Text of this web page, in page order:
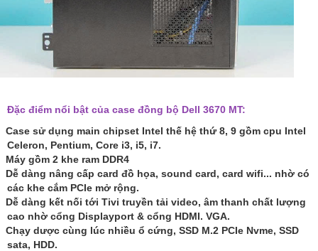
Đặc điểm nổi bật của case đồng bộ Dell 3670 MT:
Case sử dụng main chipset Intel thế hệ thứ 8, 9 gồm cpu Intel
Celeron, Pentium, Core i3, i5, i7.
Máy gồm 2 khe ram DDR4
Dễ dàng nâng cấp card đồ họa, sound card, card wifi... nhờ có
các khe cắm PCIe mở rộng.
Dễ dàng kết nối tới Tivi truyền tải video, âm thanh chất lượng
cao nhờ cổng Displayport & cổng HDMI. VGA.
Chạy dược cùng lúc nhiều ổ cứng, SSD M.2 PCIe Nvme, SSD
sata, HDD.